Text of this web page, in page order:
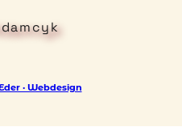
· Webdesign